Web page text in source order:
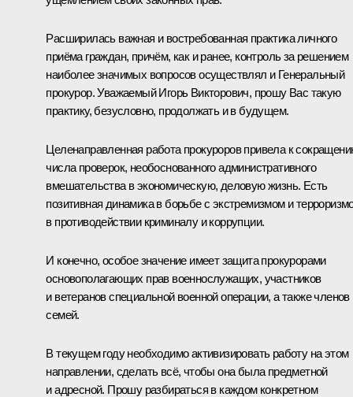
Расширилась важная и востребованная практика личного
приёма граждан, причём, как и ранее, контроль за решением
наиболее значимых вопросов осуществлял и Генеральный
прокурор. Уважаемый Игорь Викторович, прошу Вас такую
практику, безусловно, продолжать и в будущем.
Целенаправленная работа прокуроров привела к
числа проверок, необоснованного административного
вмешательства в экономическую, деловую жизнь. Есть
позитивная динамика в борьбе с экстремизмом и
в противодействии криминалу и коррупции.
И конечно, особое значение имеет защита прокурорами
основополагающих прав военнослужащих, участников
и ветеранов специальной военной операции, а также членов
семей.
В текущем году необходимо активизировать работу на этом
направлении, сделать всё, чтобы она была предметной
и адресной. Прошу разбираться в каждом конкретном